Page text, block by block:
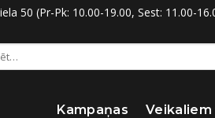
50 (Pr-Pk: 10.00-19.00, Sest: 11.00-
Kampaņas Veikaliem